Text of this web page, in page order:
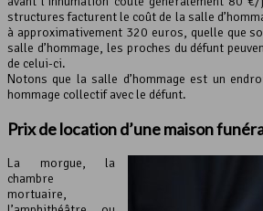
structures facturent le coût de la salle
à approximativement 320 euros, quelle que
salle d’hommage, les proches du défunt
de celui-ci.
Notons que la salle d’hommage est un
hommage collectif avec le défunt.
Prix de location d’une maison
La morgue, la
chambre
mortuaire,